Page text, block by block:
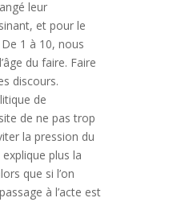
leur
et pour le
1 à 10, nous
du faire. Faire
discours.
de
de ne pas trop
la pression du
plus la
que si l’on
à l’acte est